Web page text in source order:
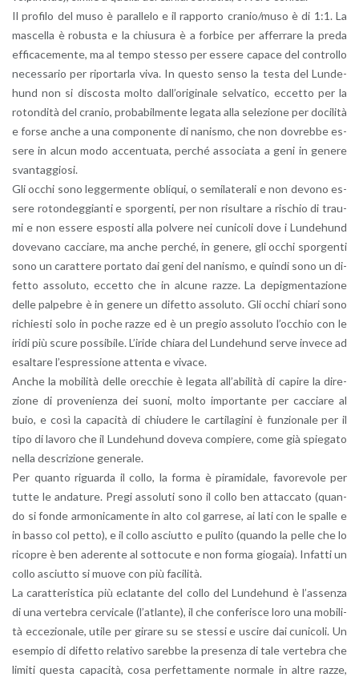
Il pro­fi­lo del muso è pa­ral­le­lo e il rap­por­to cra­nio/muso è di 1:1. La
ma­scel­la è ro­bu­sta e la chiu­su­ra è a for­bi­ce per af­fer­ra­re la preda
ef­fi­ca­ce­men­te, ma al tempo stes­so per es­se­re ca­pa­ce del con­trol­lo
ne­ces­sa­rio per ri­por­tar­la viva. In que­sto senso la testa del Lun­de­
hund non si di­sco­sta molto dal­l’o­ri­gi­na­le sel­va­ti­co, ec­cet­to per la
ro­ton­di­tà del cra­nio, pro­ba­bil­men­te le­ga­ta alla se­le­zio­ne per do­ci­li­tà
e forse anche a una com­po­nen­te di na­ni­smo, che non do­vreb­be es­
se­re in alcun modo ac­cen­tua­ta, per­ché as­so­cia­ta a geni in ge­ne­re
svan­tag­gio­si.
Gli occhi sono leg­ger­men­te obli­qui, o se­mi­la­te­ra­li e non de­vo­no es­
se­re ro­ton­deg­gian­ti e spor­gen­ti, per non ri­sul­ta­re a ri­schio di trau­
mi e non es­se­re espo­sti alla pol­ve­re nei cu­ni­co­li dove i Lun­de­hund
do­ve­va­no cac­cia­re, ma anche per­ché, in ge­ne­re, gli occhi spor­gen­ti
sono un ca­rat­te­re por­ta­to dai geni del na­ni­smo, e quin­di sono un di­
fet­to as­so­lu­to, ec­cet­to che in al­cu­ne razze. La de­pig­men­ta­zio­ne
delle pal­pe­bre è in ge­ne­re un di­fet­to as­so­lu­to. Gli occhi chia­ri sono
ri­chie­sti solo in poche razze ed è un pre­gio as­so­lu­to l’oc­chio con le
iridi più scure pos­si­bi­le. L’i­ri­de chia­ra del Lun­de­hund serve in­ve­ce ad
esal­ta­re l’e­spres­sio­ne at­ten­ta e vi­va­ce.
Anche la mo­bi­li­tà delle orec­chie è le­ga­ta al­l’a­bi­li­tà di ca­pi­re la di­re­
zio­ne di pro­ve­nien­za dei suoni, molto im­por­tan­te per cac­cia­re al
buio, e così la ca­pa­ci­tà di chiu­de­re le car­ti­la­gi­ni è fun­zio­na­le per il
tipo di la­vo­ro che il Lun­de­hund do­ve­va com­pie­re, come già spie­ga­to
nella de­scri­zio­ne ge­ne­ra­le.
Per quan­to ri­guar­da il collo, la forma è pi­ra­mi­da­le, fa­vo­re­vo­le per
tutte le an­da­tu­re. Pregi as­so­lu­ti sono il collo ben at­tac­ca­to (quan­
do si fonde ar­mo­ni­ca­men­te in alto col gar­re­se, ai lati con le spal­le e
in basso col petto), e il collo asciut­to e pu­li­to (quan­do la pelle che lo
ri­co­pre è ben ade­ren­te al sot­to­cu­te e non forma gio­ga­ia). In­fat­ti un
collo asciut­to si muove con più fa­ci­li­tà.
La ca­rat­te­ri­sti­ca più ecla­tan­te del collo del Lun­de­hund è l’as­sen­za
di una ver­te­bra cer­vi­ca­le (l’a­tlan­te), il che con­fe­ri­sce loro una mo­bi­li­
tà ec­ce­zio­na­le, utile per gi­ra­re su se stes­si e usci­re dai cu­ni­co­li. Un
esem­pio di di­fet­to re­la­ti­vo sa­reb­be la pre­sen­za di tale ver­te­bra che
li­mi­ti que­sta ca­pa­ci­tà, cosa per­fet­ta­men­te nor­ma­le in altre razze,